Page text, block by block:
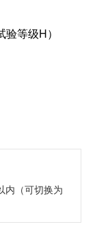
等级H）
内（可切换为